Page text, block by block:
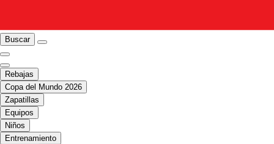
Buscar
Rebajas
Copa del Mundo 2026
Zapatillas
Equipos
Niños
Entrenamiento